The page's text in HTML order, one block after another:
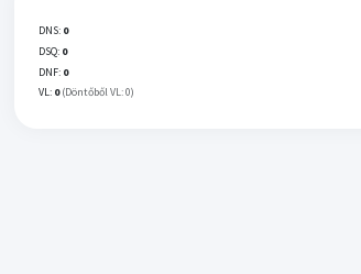
DNS: 0
DSQ: 0
DNF: 0
VL: 0 (Döntőből VL: 0)